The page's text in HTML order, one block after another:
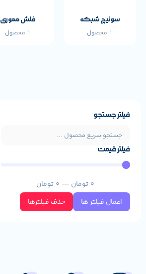
سوئیچ شبکه
1 محصول
فلش مموری
1 محصول
فیلتر جستجو
فیلتر قیمت
0 تومان —
0 تومان
اعمال فیلتر ها
حذف فیلترها